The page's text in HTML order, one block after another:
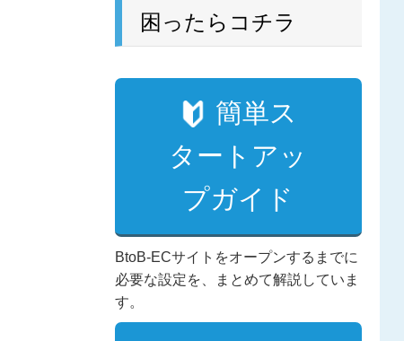
困ったらコチラ
簡単ス
タートアッ
プガイド
BtoB-ECサイトをオープンするまでに
必要な設定を、まとめて解説していま
す。